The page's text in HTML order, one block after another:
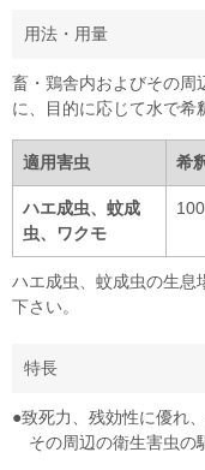
用法・用量
畜・鶏舎内およびその周
に、目的に応じて水で希
適用害虫 希
ハエ成虫、蚊成
虫、ワクモ
ハエ成虫、蚊成虫の生息
下さい。
特長
●致死力、残効性に優れ
その周辺の衛生害虫の